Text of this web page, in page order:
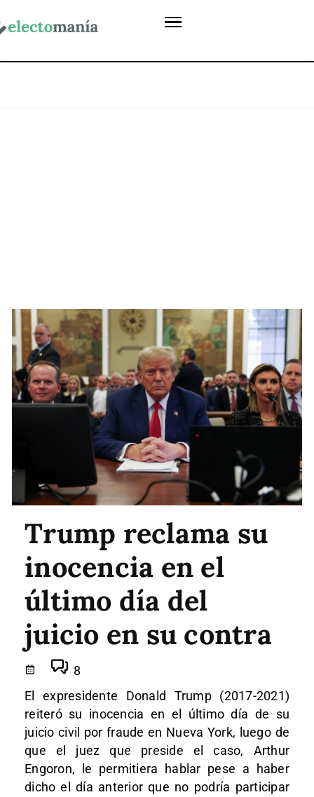
Trump reclama su
inocencia en el
último día del
juicio en su contra
8
El expresidente Donald Trump (2017-2021)
reiteró su inocencia en el último día de su
juicio civil por fraude en Nueva York, luego de
que el juez que preside el caso, Arthur
Engoron, le permitiera hablar pese a haber
dicho el día anterior que no podría participar